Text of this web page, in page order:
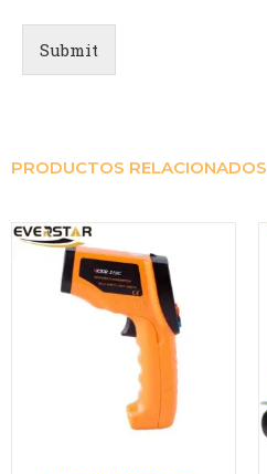
Submit
PRODUCTOS RELACIONADOS